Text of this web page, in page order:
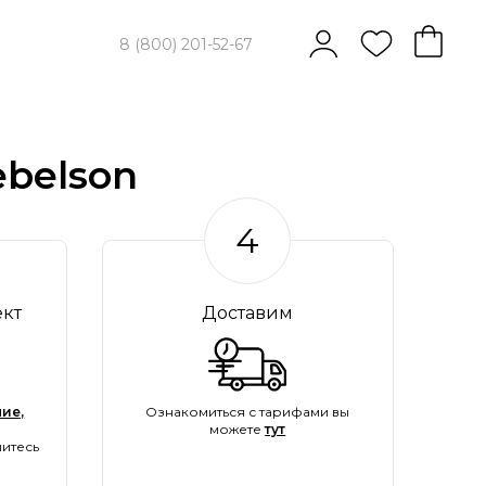
8 (800) 201-52-67
4
Доставим
Ознакомиться с тарифами вы
можететут